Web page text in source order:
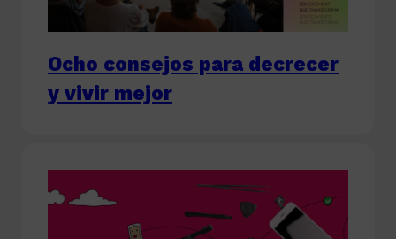
Ocho consejos para decrecer
y vivir mejor